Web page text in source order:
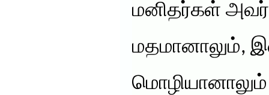
மனிதர்கள்
மதமானாலும்,